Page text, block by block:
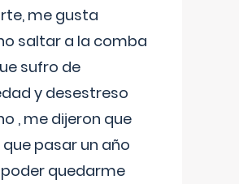
me gusta
saltar a la comba
sufro de
y desestreso
, me dijeron que
pasar un año
quedarme